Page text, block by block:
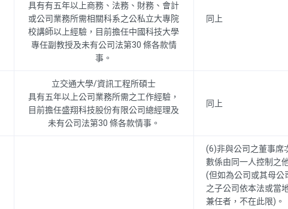
具有有五年以上商務、法務、財務、會計
或公司業務所需相關科系之公私立大專院
校講師以上經驗，目前擔任中國科技大學
專任副教授及未有公司法第30 條各款情
事。
同上
立交通大學/資訊工程所碩士
具有五年以上公司業務所需之工作經驗，
目前擔任盛翔科技股份有限公司總經理及
未有公司法第30 條各款情事。
同上
(6)非與公司之董事席
數係由同一人控制之
(但如為公司或其母公
之子公司依本法或當
兼任者，不在此限)。